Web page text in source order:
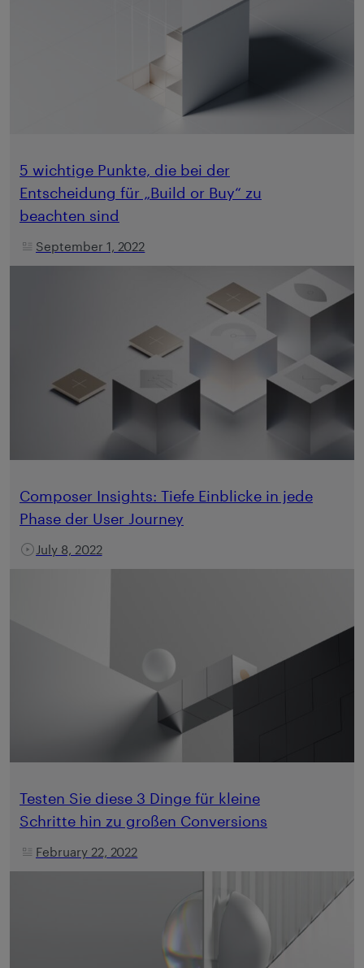
5 wichtige Punkte, die bei der
Entscheidung für „Build or Buy“ zu
beachten sind
September 1, 2022
Composer Insights: Tiefe Einblicke in jede
Phase der User Journey
July 8, 2022
Testen Sie diese 3 Dinge für kleine
Schritte hin zu großen Conversions
February 22, 2022